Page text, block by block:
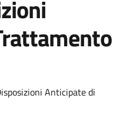
Anticipate di